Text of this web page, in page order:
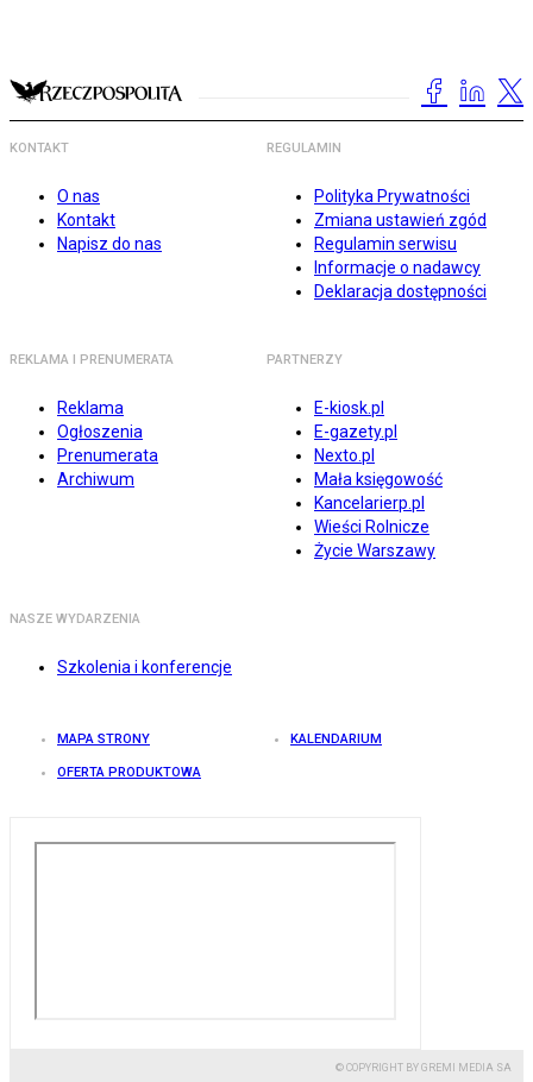
KONTAKT
O nas
Kontakt
Napisz do nas
REGULAMIN
Polityka Prywatności
Zmiana ustawień zgód
Regulamin serwisu
Informacje o nadawcy
Deklaracja dostępności
REKLAMA I PRENUMERATA
Reklama
Ogłoszenia
Prenumerata
Archiwum
PARTNERZY
E-kiosk.pl
E-gazety.pl
Nexto.pl
Mała księgowość
Kancelarierp.pl
Wieści Rolnicze
Życie Warszawy
NASZE WYDARZENIA
Szkolenia i konferencje
MAPA STRONY KALENDARIUM
OFERTA PRODUKTOWA
© COPYRIGHT BY GREMI MEDIA SA